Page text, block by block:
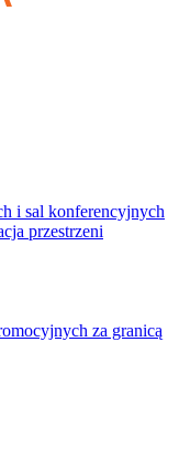
i sal konferencyjnych
przestrzeni
za granicą